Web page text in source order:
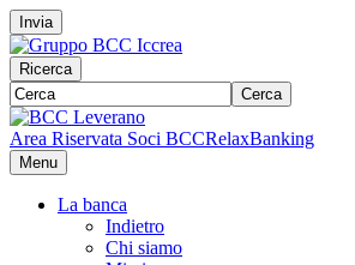
Invia
Ricerca
Cerca
Area Riservata Soci BCCRelaxBanking
Menu
La banca
Indietro
Chi siamo